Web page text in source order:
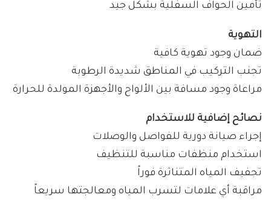
تأمين الحواف السفلية بشكل جيد
التهوية
ضمان وجود تهوية كافية
تجنب التركيب في المناطق شديدة الرطوبة
مراعاة وجود مسافة بين الألواح والأجهزة المولدة للحرارة
نصائح إضافية للاستخدام
إجراء صيانة دورية للفواصل والوصلات
استخدام منظفات مناسبة للتنظيف
تجفيف المياه المتناثرة فوراً
مراقبة أي علامات لتسرب المياه ومعالجتها سريعاً